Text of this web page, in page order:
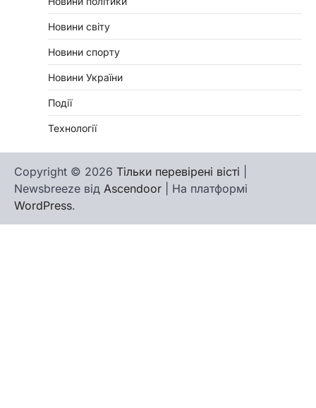
Новини світу
Новини спорту
Новини України
Події
Технології
Copyright © 2026 Тільки перевірені вісті
Newsbreeze від Ascendoor | На платформі
WordPress.